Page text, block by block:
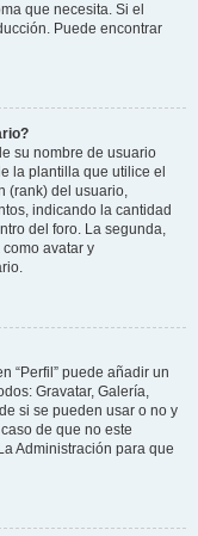
que necesita. Si el
Puede encontrar
su nombre de usuario
la plantilla que utilice el
(rank) del usuario,
indicando la cantidad
del foro. La segunda,
avatar y
“Perfil” puede añadir un
Gravatar, Galería,
si se pueden usar o no y
de que no este
Administración para que